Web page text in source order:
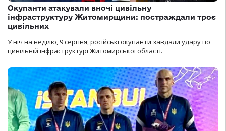
Окупанти атакували вночі цивільну
інфраструктуру Житомирщини: постраждали троє
цивільних
У ніч на неділю, 9 серпня, російські окупанти завдали удару по
цивільній інфраструктурі Житомирської області.